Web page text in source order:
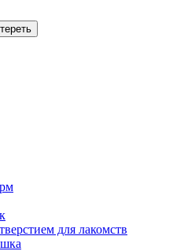
для лакомств